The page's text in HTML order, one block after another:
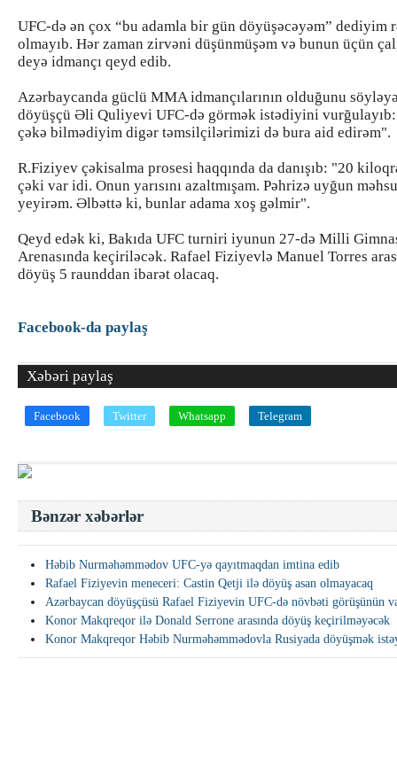
UFC-də ən çox “bu adamla bir gün döyüşəcəyəm” dediyim
olmayıb. Hər zaman zirvəni düşünmüşəm və bunun üçün
deyə idmançı qeyd edib.
Azərbaycanda güclü MMA idmançılarının olduğunu
döyüşçü Əli Quliyevi UFC-də görmək istədiyini vurğulayıb:
çəkə bilmədiyim digər təmsilçilərimizi də bura aid edirəm".
R.Fiziyev çəkisalma prosesi haqqında da danışıb: "20
çəki var idi. Onun yarısını azaltmışam. Pəhrizə uyğun
yeyirəm. Əlbəttə ki, bunlar adama xoş gəlmir".
Qeyd edək ki, Bakıda UFC turniri iyunun 27-də Milli
Arenasında keçiriləcək. Rafael Fiziyevlə Manuel Torres
döyüş 5 raunddan ibarət olacaq.
Facebook-da paylaş
Xəbəri paylaş
Facebook Twitter Whatsapp Telegram
Bənzər xəbərlər
Həbib Nurməhəmmədov UFC-yə qayıtmaqdan imtina edib
Rafael Fiziyevin meneceri: Castin Qetji ilə döyüş asan olmayacaq
Azərbaycan döyüşçüsü Rafael Fiziyevin UFC-də növbəti görüşünün
Konor Makqreqor ilə Donald Serrone arasında döyüş keçirilməyəcək
Konor Makqreqor Həbib Nurməhəmmədovla Rusiyada döyüşmək